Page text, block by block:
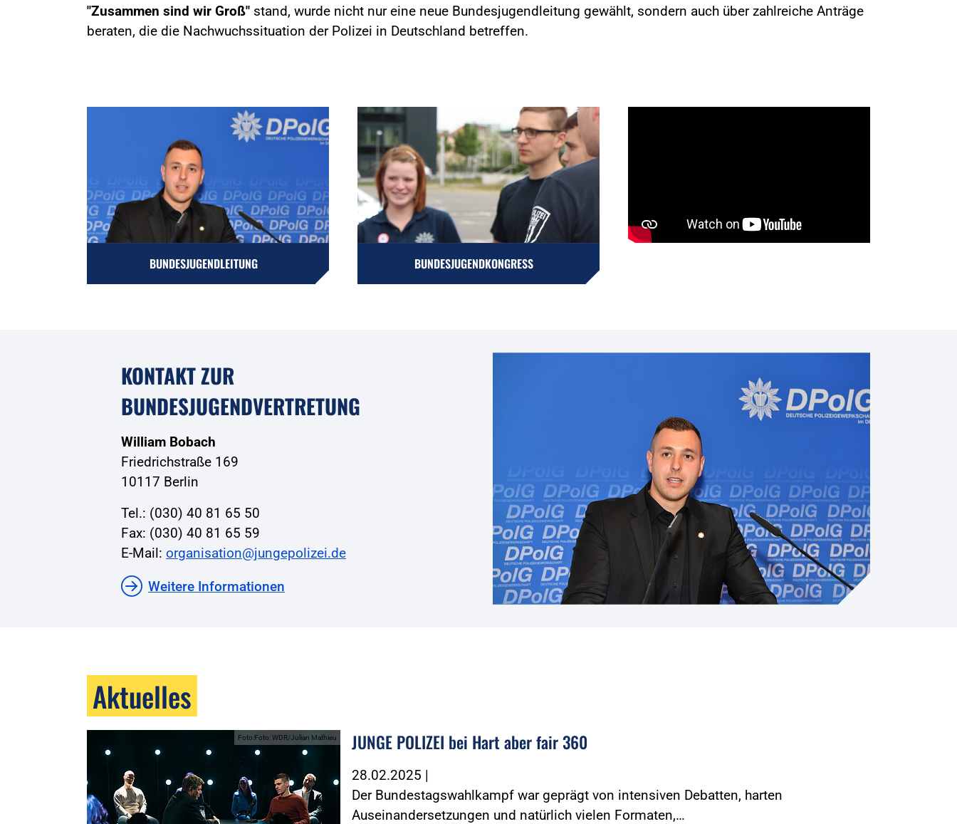
"Zusammen sind wir Groß" stand, wurde nicht nur eine neue Bundesjugendleitung gewählt, sondern auch über zahlreiche Anträge
beraten, die die Nachwuchssituation der Polizei in Deutschland betreffen.
BUNDESJUGENDLEITUNG BUNDESJUGENDKONGRESS
KONTAKT ZUR
BUNDESJUGENDVERTRETUNG
William Bobach
Friedrichstraße 169
10117 Berlin
Tel.: (030) 40 81 65 50
Fax: (030) 40 81 65 59
E-Mail: organisation@jungepolizei.de
Weitere Informationen
Aktuelles
Foto:Foto: WDR/Julian Mathieu JUNGE POLIZEI bei Hart aber fair 360
28.02.2025 |
Der Bundestagswahlkampf war geprägt von intensiven Debatten, harten
Auseinandersetzungen und natürlich vielen Formaten,…